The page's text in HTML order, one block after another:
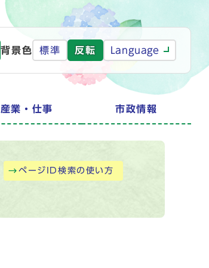
背景色 標準 反転 Language
産業・仕事 市政情報
ページID検索の使い方